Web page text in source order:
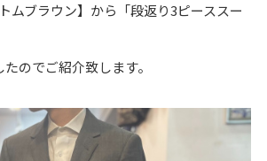
ムブラウン】から「段返り3ピーススー
のでご紹介致します。